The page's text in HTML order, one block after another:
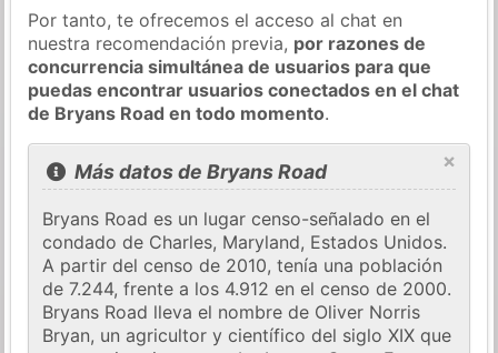
Por tanto, te ofrecemos el acceso al chat en
nuestra recomendación previa, por razones de
concurrencia simultánea de usuarios para que
puedas encontrar usuarios conectados en el chat
de Bryans Road en todo momento.
×
Más datos de Bryans Road
Bryans Road es un lugar censo-señalado en el
condado de Charles, Maryland, Estados Unidos.
A partir del censo de 2010, tenía una población
de 7.244, frente a los 4.912 en el censo de 2000.
Bryans Road lleva el nombre de Oliver Norris
Bryan, un agricultor y científico del siglo XIX que